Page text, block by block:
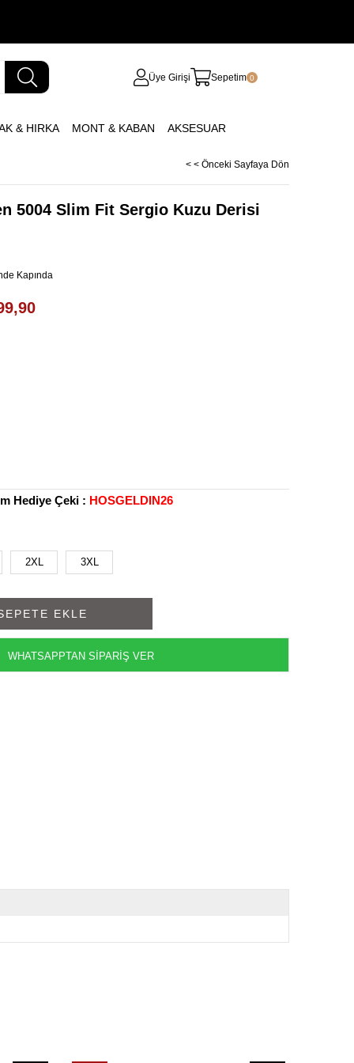
Üye Girişi Sepetim 0
& HIRKA MONT & KABAN AKSESUAR
< < Önceki Sayfaya Dön
5004 Slim Fit Sergio Kuzu Derisi
Kapında
Hediye Çeki : HOSGELDIN26
2XL 3XL
WHATSAPPTAN SİPARİŞ VER